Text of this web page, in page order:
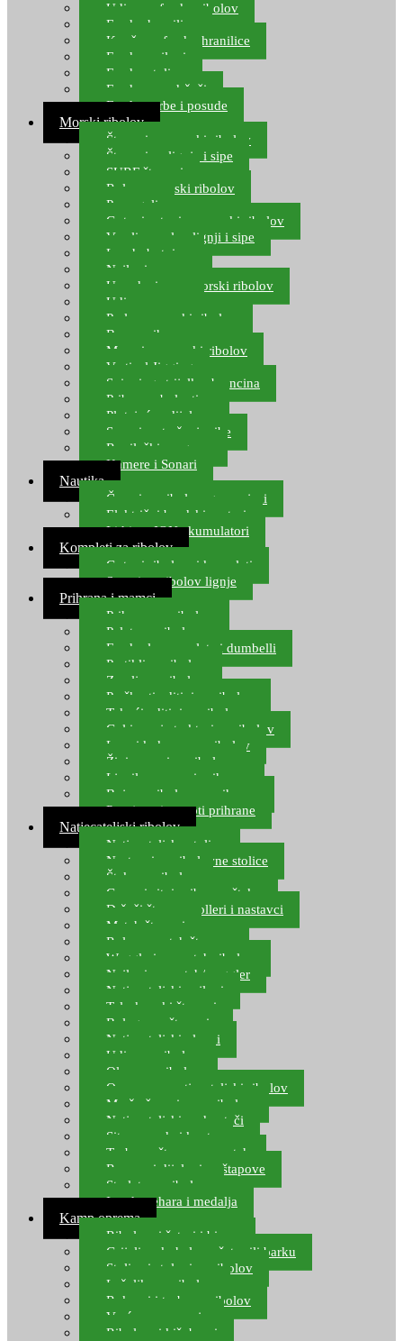
Udice za feeder ribolov
Feeder hranilice
Kopče za feeder hranilice
Feeder najloni
Feeder stolice
Feeder arm držači
Feeder torbe i posude
Morski ribolov
Štapovi za morski ribolov
Štapovi za lignje i sipe
SURF štapovi
Role za morski ribolov
Parangali
Gotovi setovi za morski ribolov
Varalice za lov lignji i sipe
Lov hobotnice
Najloni za more
Upredenice za morski ribolov
Udice za more
Perle za morski ribolov
Brum prihrana za more
Mamci za morski ribolov
Vertical Jigging
Spinning strijelke, brancina
Pribor za bolentino
Plutajuća odijela
Sonari za traženje ribe
Ronilački program
Kamere i Sonari
Nautika
Čamci za ribolov, gumenjaci
Električni brodski motori
Lithium ION akumulatori
Kompleti za ribolov
Gotovi ribolovni kompleti
Setovi za ribolov lignje
Prihrana i mamci
Prihrana za ribolov
Pelete za ribolov
Feeder lovne pelete i dumbelli
Partikli za ribolov
Zemlja za ribolov
Praškasti aditivi za ribolov
Tekući aditivi za ribolov
Gel i sprej atraktori za ribolov
Lovni kukuruz za ribolov
Živi mamci za ribolov
Ljepilo za crve i prihranu
Boje za ribolovnu prihranu
Provjereni recepti prihrane
Natjecateljski ribolov
Natjecateljske stolice
Nastavci za ribolovne stolice
Šteke za ribolov
Gume i sitni pribor za šteku
Držači štapova rolleri i nastavci
Match štapovi
Role za match štapove
Waggleri za match ribolov
Najloni za match/waggler
Natjecateljski najloni
Teleskopski štapovi
Bolognese štapovi
Natjecateljski plovci
Udice za ribolov
Olovo za ribolov
Oprema za natjecateljski ribolov
Mreže čuvarice za ribolov
Natjecateljski podmetači
Sito, posude i kante
Torbe za štapove – match
Rezervni dijelovi za štapove
Starlete za ribolov
Izrada pehara i medalja
Kamp oprema
Ribolovni šatori i bivvy
Grijalice, kuhala za šator ili barku
Stolice i stolovi za ribolov
Ležaljke za ribolov
Ruksaci i torbe za ribolov
Vreće za spavanje
Ribolovni kišobrani